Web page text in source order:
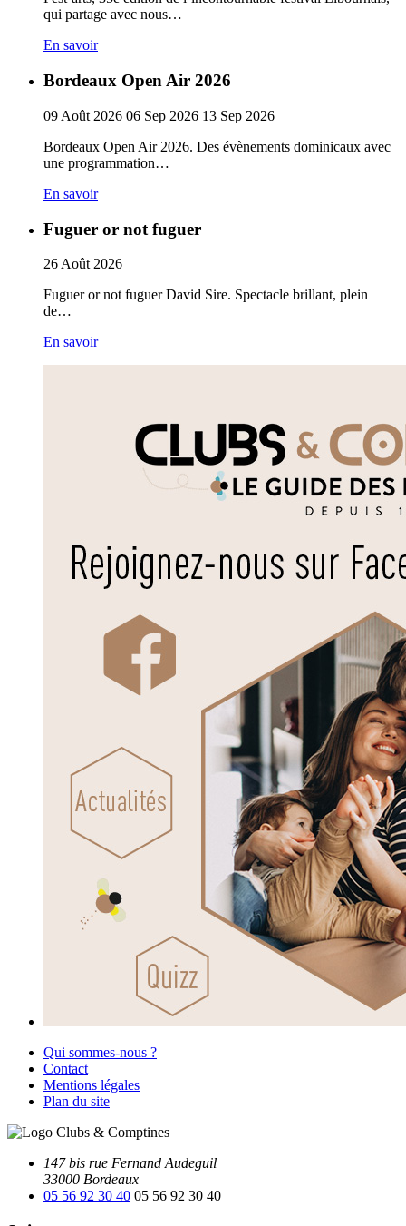
qui partage avec nous…
En savoir
Bordeaux Open Air 2026
09 Août 2026 06 Sep 2026 13 Sep 2026
Bordeaux Open Air 2026. Des évènements dominicaux avec
une programmation…
En savoir
Fuguer or not fuguer
26 Août 2026
Fuguer or not fuguer David Sire. Spectacle brillant, plein
de…
En savoir
Qui sommes-nous ?
Contact
Mentions légales
Plan du site
147 bis rue Fernand Audeguil
33000 Bordeaux
05 56 92 30 40 05 56 92 30 40